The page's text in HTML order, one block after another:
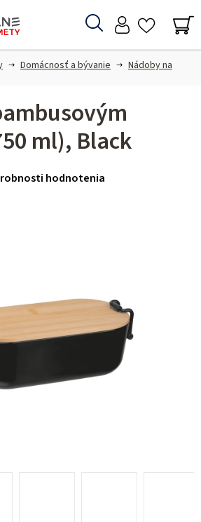
Hľadať
Domácnosť a bývanie
Nádoby na
ml), Black
hodnotenia